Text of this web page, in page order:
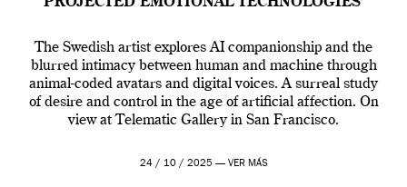
PROJECTED EMOTIONAL TECHNOLOGIES’
The Swedish artist explores AI companionship and the
blurred intimacy between human and machine through
animal-coded avatars and digital voices. A surreal study
of desire and control in the age of artificial affection. On
view at Telematic Gallery in San Francisco.
24 / 10 / 2025 — VER MÁS